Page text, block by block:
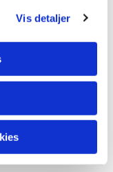
Vis detaljer
kunne